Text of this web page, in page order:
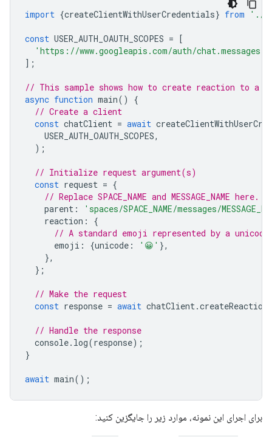
import {createClientWithUserCredentials} from './
const USER_AUTH_OAUTH_SCOPES = [
'https://www.googleapis.com/auth/
];
// This sample shows how to create reaction to a
async function main()
{
// Create a client
const chatClient = await
USER_AUTH_OAUTH_SCOPES,
);
// Initialize request argument(s)
const request = {
// Replace SPACE_NAME and MESSAGE_NAME here.
parent :
'spaces/SPACE_NAME/messages/
reaction :
{
// A standard emoji represented by a
emoji : {unicode : '😀' },
},
};
// Make the request
const response = await chatClient.createReaction
// Handle the response
console. log(response);
}
await main();
برای اجرای این نمونه، موارد زیر را جایگزین کنید: